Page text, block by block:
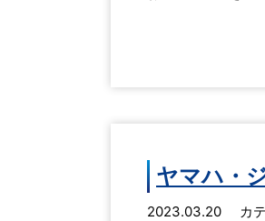
ヤマハ・
2023.03.20 カ